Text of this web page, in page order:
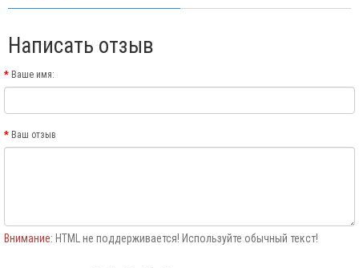
Написать отзыв
Ваше имя:
Ваш отзыв
Внимание: HTML не поддерживается! Используйте обычный текст!